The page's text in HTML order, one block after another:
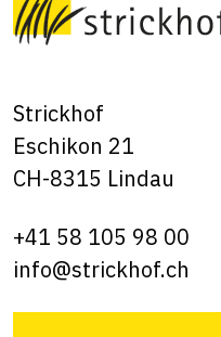
Strickhof
Eschikon 21
CH-8315 Lindau
+41 58 105 98 00
info@strickhof.ch